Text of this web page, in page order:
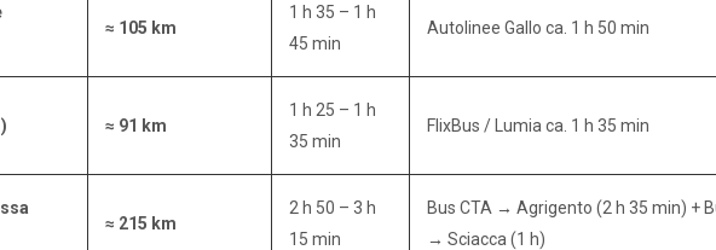
≈ 105 km
1 h 35 – 1 h
45 min
Autolinee Gallo ca. 1 h 50 min
≈ 91 km
1 h 25 – 1 h
35 min
FlixBus / Lumia ca. 1 h 35 min
≈ 215 km
2 h 50 – 3 h
15 min
Bus CTA → Agrigento (2 h 35 min) +
→ Sciacca (1 h)